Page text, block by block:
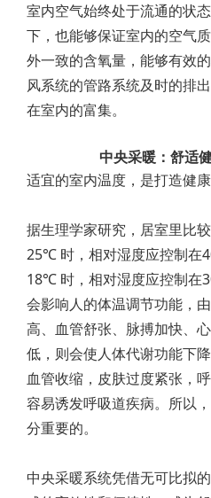
室内空气始终处于流通的状
下，也能够保证室内的空气
外一致的含氧量，能够有效
风系统的管路系统及时的排
在室内的富集。
中央采暖：舒适
适宜的室内温度，是打造健
据生理学家研究，居室里比
25℃ 时，相对湿度应控制在
18℃ 时，相对湿度应控制在
会影响人的体温调节功能，
高、血管舒张、脉搏加快、
低，则会使人体代谢功能下
血管收缩，皮肤过度紧张，
容易诱发呼吸道疾病。所以
分重要的。
中央采暖系统凭借无可比拟